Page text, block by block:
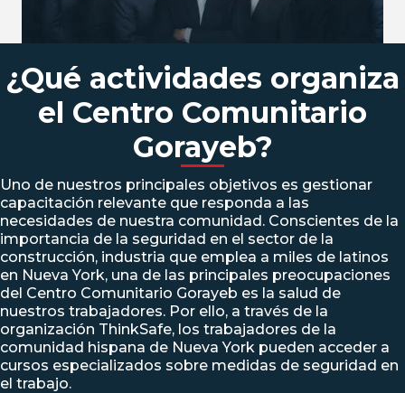
¿Qué actividades organiza
el Centro Comunitario
Gorayeb?
Uno de nuestros principales objetivos es gestionar
capacitación relevante que responda a las
necesidades de nuestra comunidad. Conscientes de la
importancia de la seguridad en el sector de la
construcción, industria que emplea a miles de latinos
en Nueva York, una de las principales preocupaciones
del Centro Comunitario Gorayeb es la salud de
nuestros trabajadores. Por ello, a través de la
organización ThinkSafe, los trabajadores de la
comunidad hispana de Nueva York pueden acceder a
cursos especializados sobre medidas de seguridad en
el trabajo.